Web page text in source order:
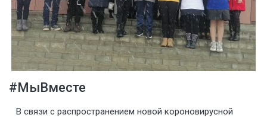
#МыВместе
В связи с распространением новой короновирусной